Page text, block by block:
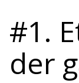
#1.
der